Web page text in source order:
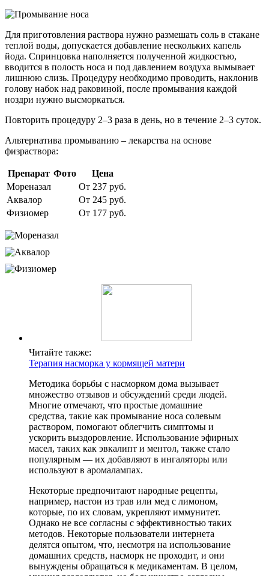
Для приготовления раствора нужно размешать соль в стакане
теплой воды, допускается добавление нескольких капель
йода. Спринцовка наполняется полученной жидкостью,
вводится в полость носа и под давлением воздуха вымывает
лишнюю слизь. Процедуру необходимо проводить, наклонив
голову набок над раковиной, после промывания каждой
ноздри нужно высморкаться.
Повторить процедуру 2–3 раза в день, но в течение 2–3 суток.
Альтернатива промыванию – лекарства на основе
физраствора:
Препарат Фото
Цена
Мореназал
От 237 руб.
Аквалор
От 245 руб.
Физиомер
От 177 руб.
Читайте также:
Терапия насморка у кормящей матери
Методика борьбы с насморком дома вызывает
множество отзывов и обсуждений среди людей.
Многие отмечают, что простые домашние
средства, такие как промывание носа солевым
раствором, помогают облегчить симптомы и
ускорить выздоровление. Использование эфирных
масел, таких как эвкалипт и ментол, также стало
популярным — их добавляют в ингаляторы или
используют в аромалампах.
Некоторые предпочитают народные рецепты,
например, настои из трав или мед с лимоном,
которые, по их словам, укрепляют иммунитет.
Однако не все согласны с эффективностью таких
методов. Некоторые пользователи интернета
делятся опытом, что, несмотря на использование
домашних средств, насморк не проходит, и они
вынуждены обращаться к медикаментам. В целом,